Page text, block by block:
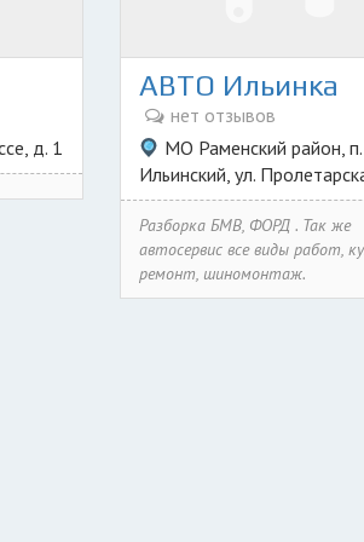
д. 1
АВТО Ильинка
нет отзывов
МО Раменский район, п.
Ильинский, ул.
Разборка БМВ, ФОРД . Так же
автосервис все виды работ,
ремонт, шиномонтаж.